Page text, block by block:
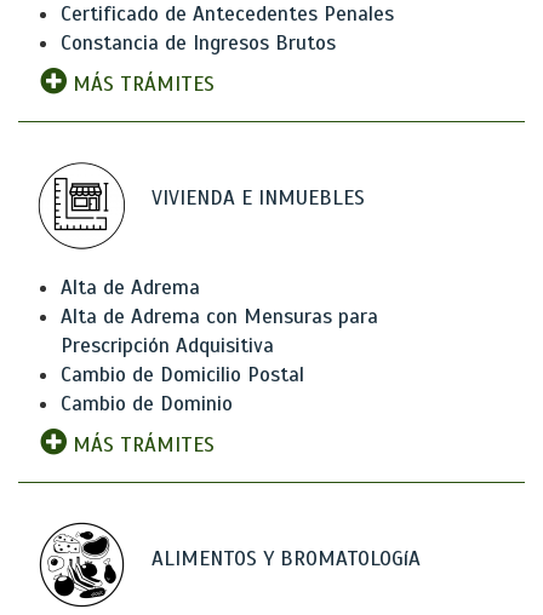
Certificado de Antecedentes Penales
Constancia de Ingresos Brutos
MÁS TRÁMITES
VIVIENDA E INMUEBLES
Alta de Adrema
Alta de Adrema con Mensuras para
Prescripción Adquisitiva
Cambio de Domicilio Postal
Cambio de Dominio
MÁS TRÁMITES
ALIMENTOS Y BROMATOLOGíA